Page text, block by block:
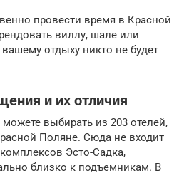
провести время в Красной
виллу, шале или
отдыху никто не будет
и их отличия
выбирать из 203 отелей,
Поляне. Сюда не входит
Эсто-Садка,
близко к подъемникам. В